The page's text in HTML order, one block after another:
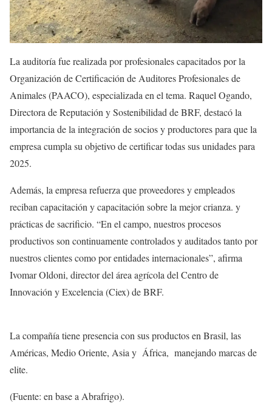
La auditoría fue realizada por profesionales capacitados por la
Organización de Certificación de Auditores Profesionales de
Animales (PAACO), especializada en el tema. Raquel Ogando,
Directora de Reputación y Sostenibilidad de BRF, destacó la
importancia de la integración de socios y productores para que la
empresa cumpla su objetivo de certificar todas sus unidades para
2025.
Además, la empresa refuerza que proveedores y empleados
reciban capacitación y capacitación sobre la mejor crianza. y
prácticas de sacrificio. “En el campo, nuestros procesos
productivos son continuamente controlados y auditados tanto por
nuestros clientes como por entidades internacionales”, afirma
Ivomar Oldoni, director del área agrícola del Centro de
Innovación y Excelencia (Ciex) de BRF.
La compañía tiene presencia con sus productos en Brasil, las
Américas, Medio Oriente, Asia y África, manejando marcas de
elite.
(Fuente: en base a Abrafrigo).